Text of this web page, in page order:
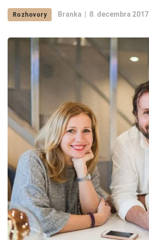
Rozhovory Branka 8. decembra 2017